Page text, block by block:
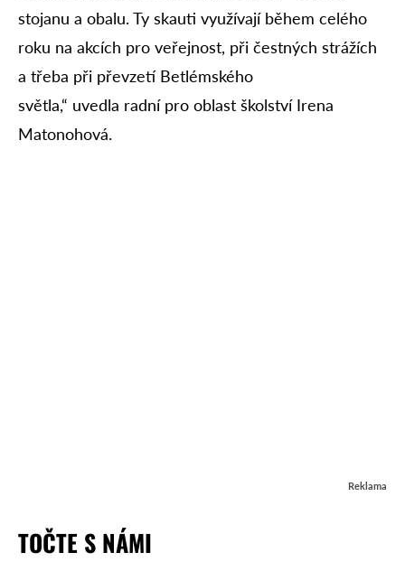
stojanu a obalu. Ty skauti využívají během celého
roku na akcích pro veřejnost, při čestných strážích
a třeba při převzetí Betlémského
světla,“ uvedla radní pro oblast školství Irena
Matonohová.
Reklama
TOČTE S NÁMI